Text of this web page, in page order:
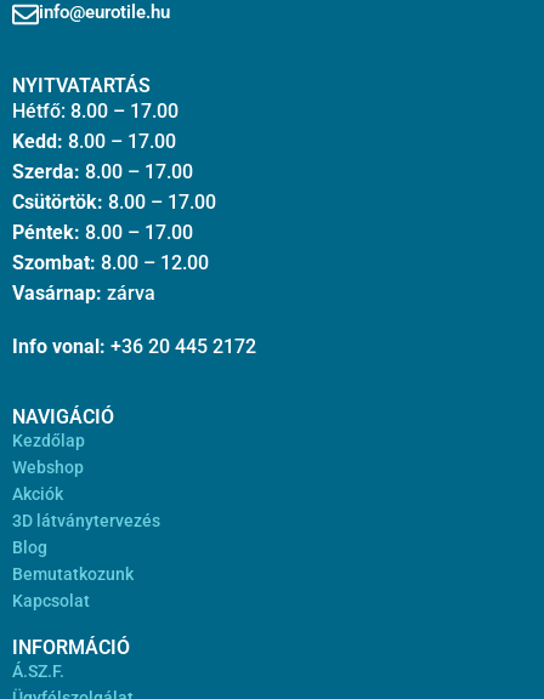
info@eurotile.hu
NYITVATARTÁS
Hétfő: 8.00 – 17.00
Kedd: 8.00 – 17.00
Szerda: 8.00 – 17.00
Csütörtök: 8.00 – 17.00
Péntek: 8.00 – 17.00
Szombat: 8.00 – 12.00
Vasárnap: zárva
Info vonal: +36 20 445 2172
NAVIGÁCIÓ
Kezdőlap
Webshop
Akciók
3D látványtervezés
Blog
Bemutatkozunk
Kapcsolat
INFORMÁCIÓ
Á.SZ.F.